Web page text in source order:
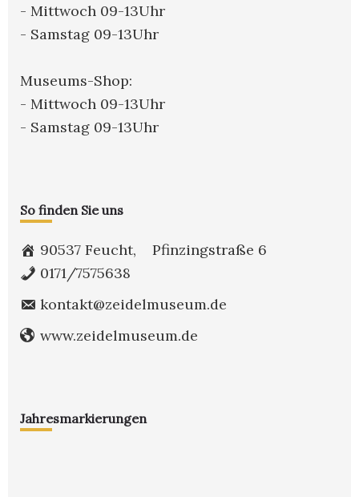
- Mittwoch 09-13Uhr
- Samstag 09-13Uhr
Museums-Shop:
- Mittwoch 09-13Uhr
- Samstag 09-13Uhr
So finden Sie uns
90537 Feucht, Pfinzingstraße 6
0171/7575638
kontakt@zeidelmuseum.de
www.zeidelmuseum.de
Jahresmarkierungen